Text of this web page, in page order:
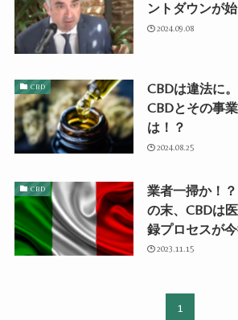
ントダウンが
2024.09.08
CBD
CBDは違法に
CBDとその事
は！？
2024.08.25
CBD
業者一掃か！
の末、CBDは
録プロセスが
2023.11.15
1